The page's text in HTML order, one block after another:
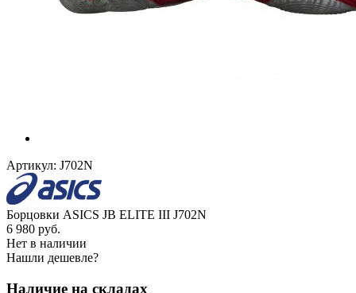
Артикул: J702N
Борцовки ASICS JB ELITE III J702N
6 980 руб.
Нет в наличии
Нашли дешевле?
Наличие на складах